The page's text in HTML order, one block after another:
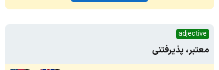
adjective
معتبر، پذیرفتنی